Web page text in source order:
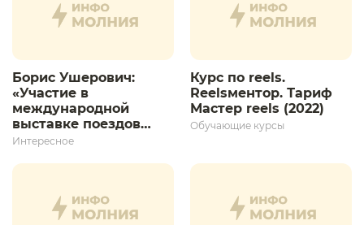
Борис Ушерович:
«Участие в
международной
выставке поездов
дает толчок для
развития»
Интересное
Курс по reels.
Reelsментор. Тариф
Мастер reels (2022)
Обучающие курсы